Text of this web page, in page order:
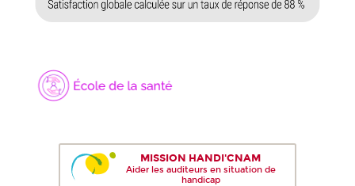
MISSION HANDI'CNAM
Aider les auditeurs en situation de
handicap